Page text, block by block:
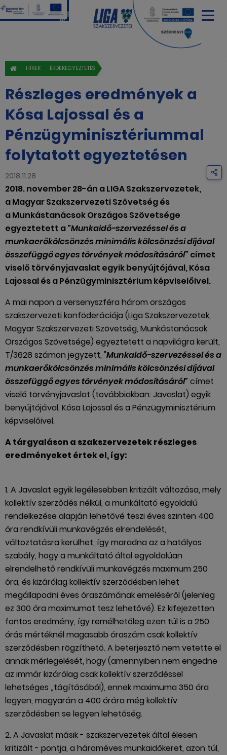
HÍREK ÉRDEKEGYEZTETÉS
Részleges eredmények a
Kósa Lajossal és a
Pénzügyminisztériummal
folytatott egyeztetésen
2018.11.28
2018. november 28-án a LIGA Szakszervezetek,
a Magyar Szakszervezeti Szövetség és
a Munkástanácsok Országos Szövetsége
egyeztetett a "Munkaidő-szervezéssel és a
munkaerőkölcsönzés minimális kölcsönzési díjával
összefüggő egyes törvények módosításáról” címet
viselő törvényjavaslat egyik benyújtójával, Kósa
Lajossal és a Pénzügyminisztérium képviselőivel.
A mai napon a versenyszféra három országos
szakszervezeti konföderációja (Liga Szakszervezetek,
Magyar Szakszervezeti Szövetség, Munkástanácsok
Országos Szövetsége) egyeztetett a napvilágra került,
T/3628 számon jegyzett, "Munkaidő-szervezéssel és a
munkaerőkölcsönzés minimális kölcsönzési díjával
összefüggő egyes törvények módosításáról” címet
viselő törvényjavaslat (továbbiakban: Javaslat) egyik
benyújtójával, Kósa Lajossal és a Pénzügyminisztérium
képviselőivel.
A tárgyaláson a szakszervezetek részleges
eredményeket értek el, így:
1. A Javaslat egyik legélesebben kritizált változása, mely
kollektív szerződés nélkül, a munkáltató egyoldalú
rendelkezése alapján lehetővé teszi éves szinten 400
óra rendkívüli munkavégzés elrendelését,
változtatásra kerülhet, így maradna az a hatályos
szabály, hogy a munkáltató által egyoldalúan
elrendelhető rendkívüli munkavégzés maximum 250
óra, és kizárólag kollektív szerződésben lehet
megállapodni éves óraszámának emeléséről (jelenleg
ez 300 óra maximumot tesz lehetővé). Ez kifejezetten
fontos eredmény, így remélhetőleg ezen túl is a 250
órás mértéknél magasabb óraszám csak kollektív
szerződésben rögzíthető. A beterjesztő nem vetette el
annak mérlegelését, hogy (amennyiben nem engedne
az immár kizárólag csak kollektív szerződéssel
lehetséges „tágításából), ennek maximuma 350 óra
legyen, magyarán a 400 órára még kollektív
szerződésben se legyen lehetőség.
2. A Javaslat másik - szakszervezetek által élesen
kritizált - pontja, a hároméves munkaidőkeret, azon túl,